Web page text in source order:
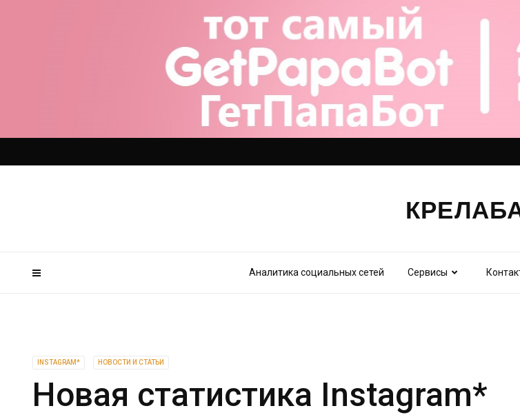
Аналитика социальных сетей Сервисы
INSTAGRAM* НОВОСТИ И СТАТЬИ
Новая статистика Instagram*